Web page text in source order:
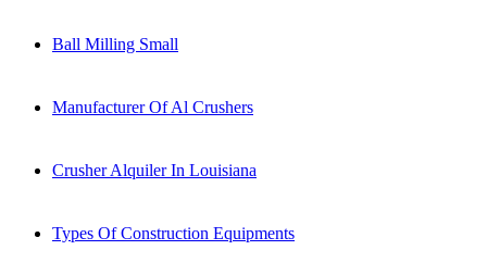
Ball Milling Small
Manufacturer Of Al Crushers
Crusher Alquiler In Louisiana
Types Of Construction Equipments